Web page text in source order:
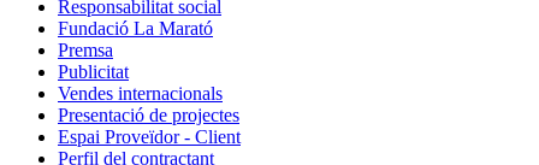
Responsabilitat social
Fundació La Marató
Premsa
Publicitat
Vendes internacionals
Presentació de projectes
Espai Proveïdor - Client
Perfil del contractant